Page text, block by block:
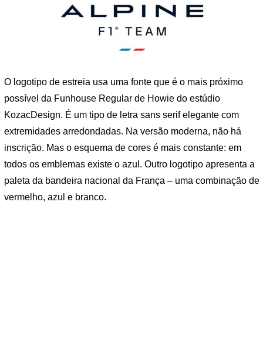
O logotipo de estreia usa uma fonte que é o mais próximo
possível da Funhouse Regular de Howie do estúdio
KozacDesign. É um tipo de letra sans serif elegante com
extremidades arredondadas. Na versão moderna, não há
inscrição. Mas o esquema de cores é mais constante: em
todos os emblemas existe o azul. Outro logotipo apresenta a
paleta da bandeira nacional da França – uma combinação de
vermelho, azul e branco.